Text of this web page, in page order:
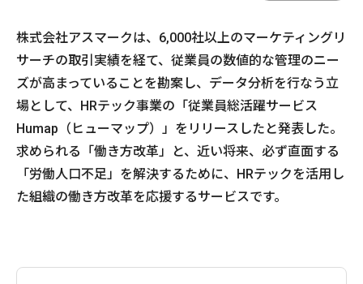
株式会社アスマークは、6,000社以上のマーケティングリ
サーチの取引実績を経て、従業員の数値的な管理のニー
ズが高まっていることを勘案し、データ分析を行なう立
場として、HRテック事業の「従業員総活躍サービス
Humap（ヒューマップ）」をリリースしたと発表した。
求められる「働き方改革」と、近い将来、必ず直面する
「労働人口不足」を解決するために、HRテックを活用し
た組織の働き方改革を応援するサービスです。